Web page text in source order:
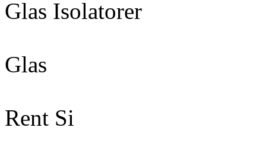
Glas Isolatorer
Glas
Rent Si